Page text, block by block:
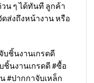
น ๆ ได้ทันที ลูกค้า
ส่งถึงหน้างาน หรือ
บชิ้นงานเกรดดี
ชิ้นงานเกรดดี #ซื้อ
#ปากกาจับเหล็ก